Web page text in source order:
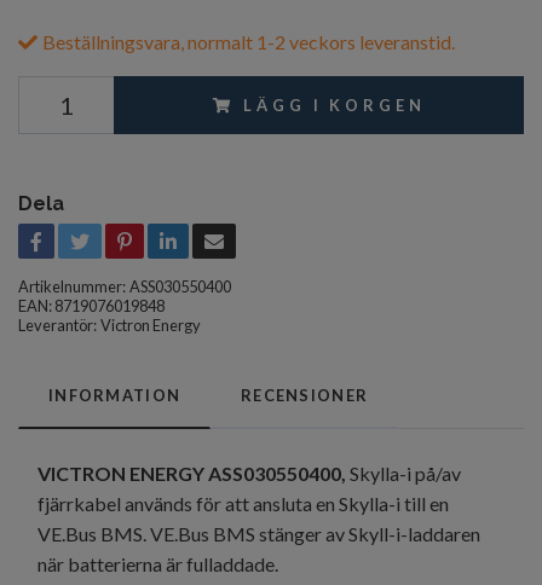
Beställningsvara, normalt 1-2 veckors leveranstid.
LÄGG I KORGEN
Dela
Artikelnummer:ASS030550400
EAN: 8719076019848
Leverantör:Victron Energy
INFORMATION RECENSIONER
VICTRON ENERGY ASS030550400, Skylla-i på/av
fjärrkabel används för att ansluta en Skylla-i till en
VE.Bus BMS. VE.Bus BMS stänger av Skyll-i-laddaren
när batterierna är fulladdade.